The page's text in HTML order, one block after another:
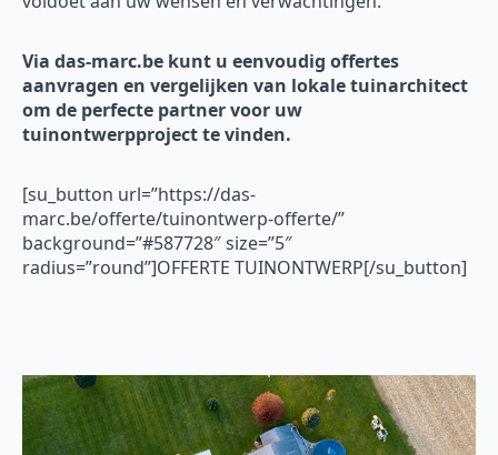
Via das-marc.be kunt u eenvoudig offertes
aanvragen en vergelijken van lokale tuinarchitect
om de perfecte partner voor uw
tuinontwerpproject te vinden.
[su_button url=”https://das-
marc.be/offerte/tuinontwerp-offerte/”
background=”#587728″ size=”5″
radius=”round”]OFFERTE TUINONTWERP[/su_button]